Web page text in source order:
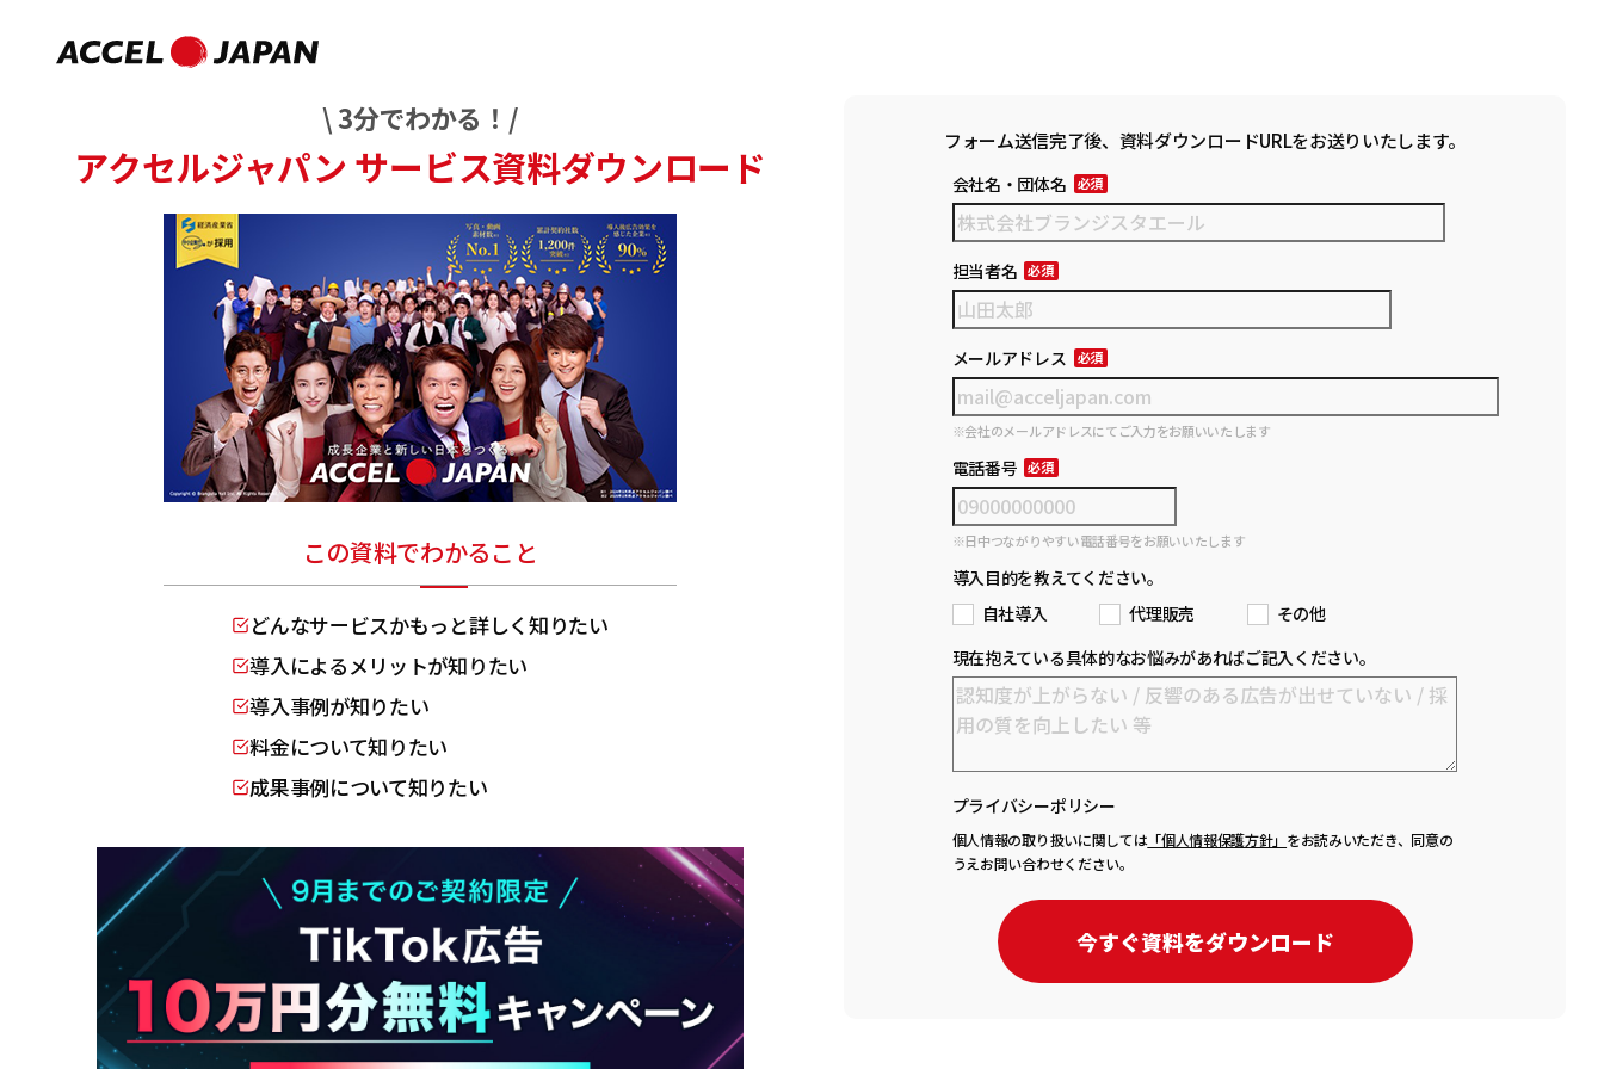
\ 3分でわかる！/
アクセルジャパンサービス資料ダウンロード
この資料でわかること
どんなサービスかもっと詳しく知りたい
導入によるメリットが知りたい
導入事例が知りたい
料金について知りたい
成果事例について知りたい
フォーム送信完了後、資料ダウンロードURLをお送りいたします。
会社名・団体名
担当者名
メールアドレス
※会社のメールアドレスにてご入力をお願いいたします
電話番号
※日中つながりやすい電話番号をお願いいたします
導入目的を教えてください。
自社導入
代理販売
その他
現在抱えている具体的なお悩みがあればご記入ください。
プライバシーポリシー
個人情報の取り扱いに関しては「個人情報保護方針」 をお読みいただき、同意の
うえお問い合わせください。